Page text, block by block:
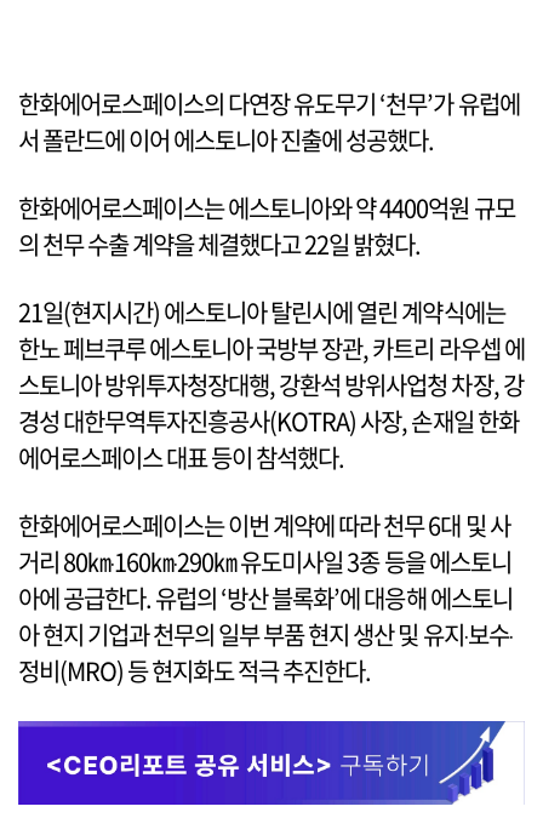
한화에어로스페이스의 다연장 유도무기 ‘천무’가 유럽에
서 폴란드에 이어 에스토니아 진출에 성공했다.
한화에어로스페이스는 에스토니아와 약 4400억원 규모
의 천무 수출 계약을 체결했다고 22일 밝혔다.
21일(현지시간) 에스토니아 탈린시에 열린 계약식에는
한노 페브쿠루 에스토니아 국방부 장관, 카트리 라우셉 에
스토니아 방위투자청장대행, 강환석 방위사업청 차장, 강
경성 대한무역투자진흥공사(KOTRA) 사장, 손재일 한화
에어로스페이스 대표 등이 참석했다.
한화에어로스페이스는 이번 계약에 따라 천무 6대 및 사
거리 80㎞‧160㎞‧290㎞ 유도미사일 3종 등을 에스토니
아에 공급한다. 유럽의 ‘방산 블록화’에 대응해 에스토니
아 현지 기업과 천무의 일부 부품 현지 생산 및 유지‧보수‧
정비(MRO) 등 현지화도 적극 추진한다.